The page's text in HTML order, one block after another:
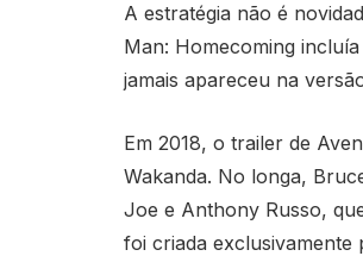
A estratégia não é
Man: Homecoming
jamais apareceu na
Em 2018, o trailer de
Wakanda. No longa,
Joe e Anthony Russo,
foi criada exclusivamente